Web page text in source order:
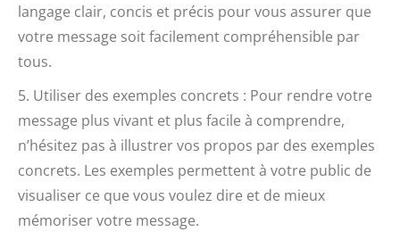
langage clair, concis et précis pour vous assurer que
votre message soit facilement compréhensible par
tous.
5. Utiliser des exemples concrets : Pour rendre votre
message plus vivant et plus facile à comprendre,
n’hésitez pas à illustrer vos propos par des exemples
concrets. Les exemples permettent à votre public de
visualiser ce que vous voulez dire et de mieux
mémoriser votre message.